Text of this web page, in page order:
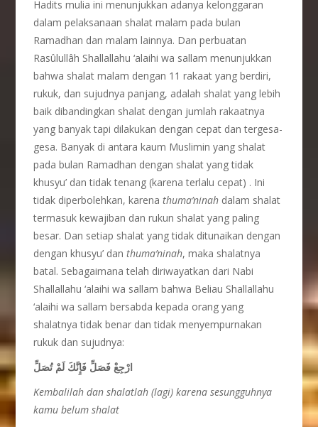
Hadits mulia ini menunjukkan adanya kelonggaran
dalam pelaksanaan shalat malam pada bulan
Ramadhan dan malam lainnya. Dan perbuatan
Rasûlullâh Shallallahu ‘alaihi wa sallam menunjukkan
bahwa shalat malam dengan 11 rakaat yang berdiri,
rukuk, dan sujudnya panjang, adalah shalat yang lebih
baik dibandingkan shalat dengan jumlah rakaatnya
yang banyak tapi dilakukan dengan cepat dan tergesa-
gesa. Banyak di antara kaum Muslimin yang shalat
pada bulan Ramadhan dengan shalat yang tidak
khusyu’ dan tidak tenang (karena terlalu cepat) . Ini
tidak diperbolehkan, karenathuma’ninah dalam shalat
termasuk kewajiban dan rukun shalat yang paling
besar. Dan setiap shalat yang tidak ditunaikan dengan
dengan khusyu’ danthuma’ninah, maka shalatnya
batal. Sebagaimana telah diriwayatkan dari Nabi
Shallallahu ‘alaihi wa sallam bahwa Beliau Shallallahu
‘alaihi wa sallam bersabda kepada orang yang
shalatnya tidak benar dan tidak menyempurnakan
rukuk dan sujudnya:
ارْجِعْ فَصَلِّ فَإِنَّكَ لَمْ تُصَلِّ
Kembalilah dan shalatlah (lagi) karena sesungguhnya
kamu belum shalat